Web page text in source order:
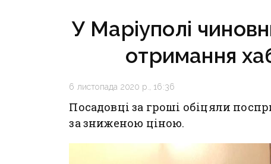
У Маріуполі
отримання
6 листопада 2020 р., 16:36
Посадовці за гроші обіцяли
за зниженою ціною.